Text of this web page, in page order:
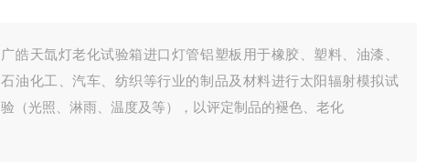
广皓天氙灯老化试验箱进口灯管铝塑板用于橡胶、塑料、油漆、
石油化工、汽车、纺织等行业的制品及材料进行太阳辐射模拟试
验（光照、淋雨、温度及等），以评定制品的褪色、老化